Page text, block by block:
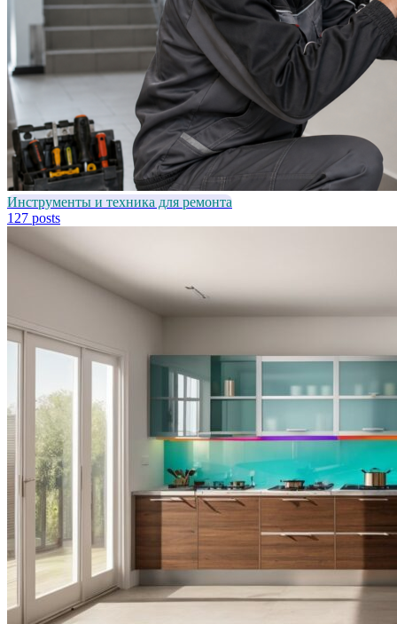
Инструменты и техника для ремонта
127 posts